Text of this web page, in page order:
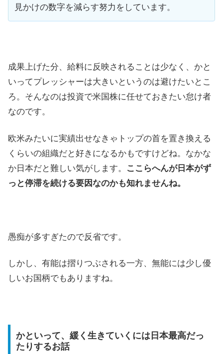
見かけの数字を減らす努力をしています。
成果上げた分、給料に反映されることは少なく、かと
いってプレッシャーは大きいというのは避けたいとこ
ろ。そんなのは投資で米国株に任せておきたい怠け者
なのです。
欧米みたいに実績出せなきゃトップの首を置き換える
くらいの組織だと好きになるかもですけどね。なかな
か日本だと難しい気がします。
ここらへんが日本がず
っと停滞を続ける要因なのかも知れませんね。
愚痴が多すぎたので反省です。
しかし、有能は摺りつぶされる一方、無能には少し優
しいお国柄でもありますね。
かといって、緩く生きていくには日本最高だっ
たりするお話